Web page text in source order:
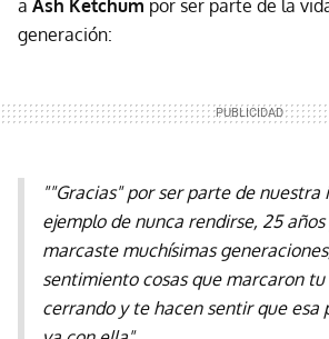
a Ash Ketchum por ser parte de la
generación:
""Gracias" por ser parte de nuestra
ejemplo de nunca rendirse, 25
marcaste muchísimas
sentimiento cosas que marcaron
cerrando y te hacen sentir que esa